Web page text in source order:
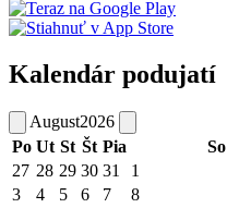
Kalendár podujatí
August2026
Po Ut St Št Pia So
27 28 29 30 31 1
3
4 5 6 7 8